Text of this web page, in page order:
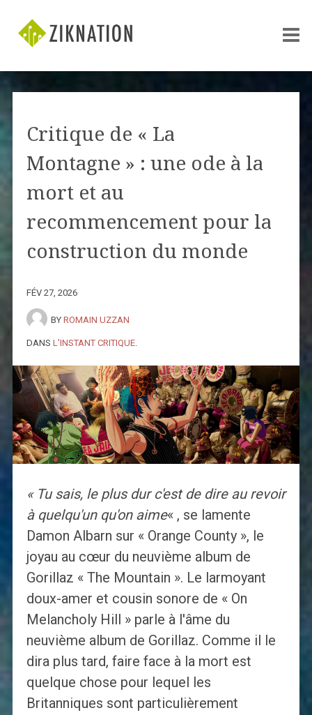
Critique de « La
Montagne » : une ode à la
mort et au
recommencement pour la
construction du monde
FÉV 27, 2026
BY ROMAIN UZZAN
DANS L'INSTANT CRITIQUE.
« Tu sais, le plus dur c'est de dire au revoir
à quelqu'un qu'on aime« , se lamente
Damon Albarn sur « Orange County », le
joyau au cœur du neuvième album de
Gorillaz « The Mountain ». Le larmoyant
doux-amer et cousin sonore de « On
Melancholy Hill » parle à l'âme du
neuvième album de Gorillaz. Comme il le
dira plus tard, faire face à la mort est
quelque chose pour lequel les
Britanniques sont particulièrement